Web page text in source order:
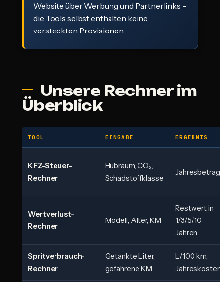
Website über Werbung und Partnerlinks –
die Tools selbst enthalten keine
versteckten Provisionen.
Unsere Rechner im
Überblick
TOOL EINGABE ERGEBNIS
KFZ-Steuer-
Rechner
Hubraum, CO₂,
Schadstoffklasse
Jahresbetrag
Wertverlust-
Rechner
Modell, Alter, KM
Restwert in
1/3/5/10
Jahren
Spritverbrauch-
Rechner
Getankte Liter,
gefahrene KM
L/100 km,